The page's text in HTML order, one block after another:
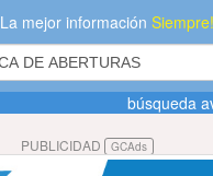
La mejor informaciónSiempre!
búsqueda
PUBLICIDAD GCAds